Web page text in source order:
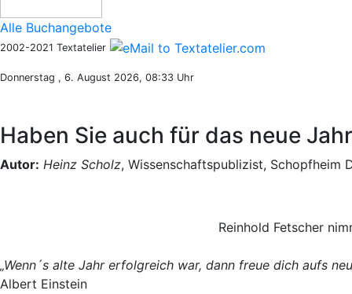
Alle Buchangebote
2002-2021 Textatelier
Donnerstag , 6. August 2026, 08:33 Uhr
Haben Sie auch für das neue
Autor: Heinz Scholz, Wissenschaftspublizist, Schopfheim
Reinhold Fetscher
„Wenn´s alte Jahr erfolgreich war, dann freue dich aufs
Albert Einstein